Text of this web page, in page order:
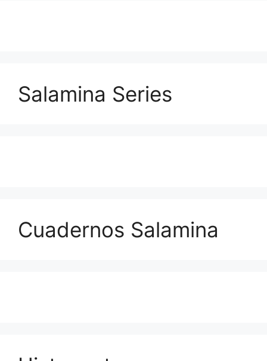
Salamina Series
Cuadernos Salamina